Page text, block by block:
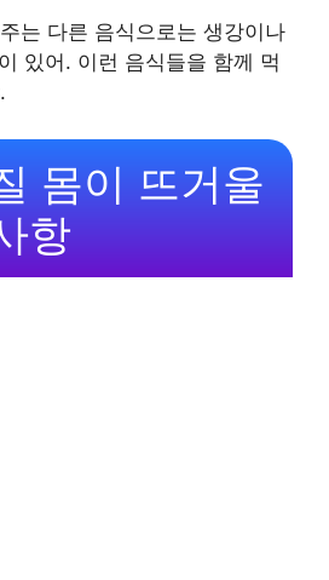
는 다른 음식으로는 생강이나
있어. 이런 음식들을 함께 먹
몸이 뜨거울
항